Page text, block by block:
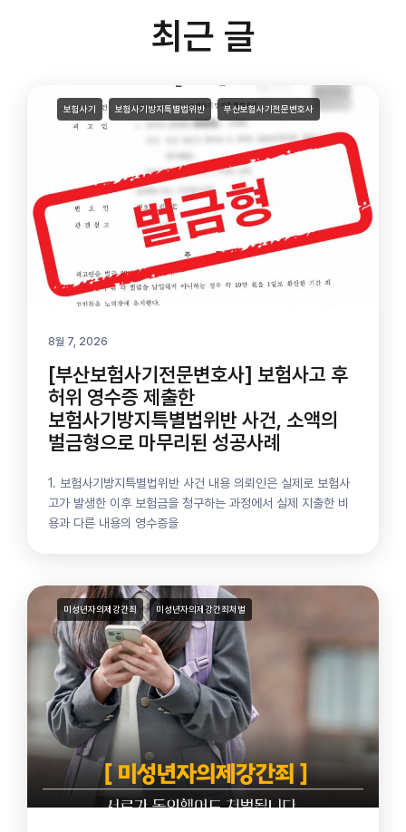
최근 글
보험사기 보험사기방지특별법위반 부산보험사기전문변호사
8월 7, 2026
[부산보험사기전문변호사] 보험사고 후
허위 영수증 제출한
보험사기방지특별법위반 사건, 소액의
벌금형으로 마무리된 성공사례
1. 보험사기방지특별법위반 사건 내용 의뢰인은 실제로 보험사
고가 발생한 이후 보험금을 청구하는 과정에서 실제 지출한 비
용과 다른 내용의 영수증을
미성년자의제강간죄 미성년자의제강간죄처벌